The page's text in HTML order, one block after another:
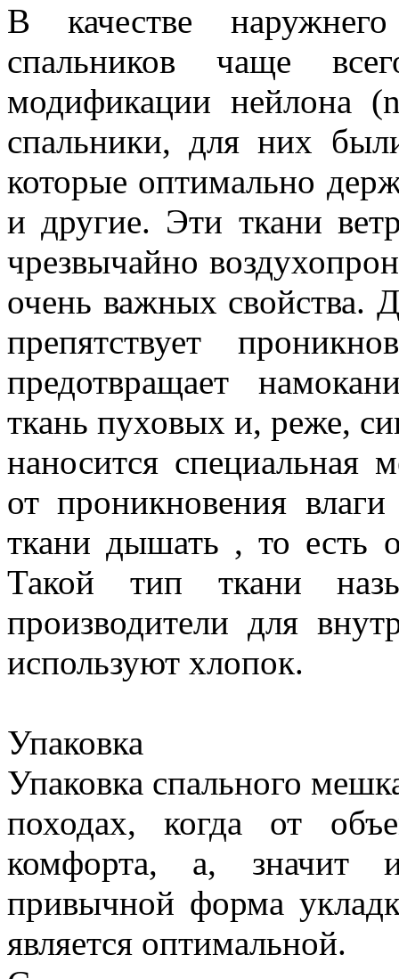
В качестве
спальников чаще
модификации нейлона
спальники, для них
которые оптимально
и другие. Эти ткани
чрезвычайно
очень важных свойства.
препятствует
предотвращает
ткань пуховых и, реже,
наносится специальная
от проникновения
ткани дышать , то есть
Такой тип ткани
производители для
используют хлопок.
Упаковка
Упаковка спального
походах, когда от
комфорта, а, значит
привычной форма
является оптимальной.